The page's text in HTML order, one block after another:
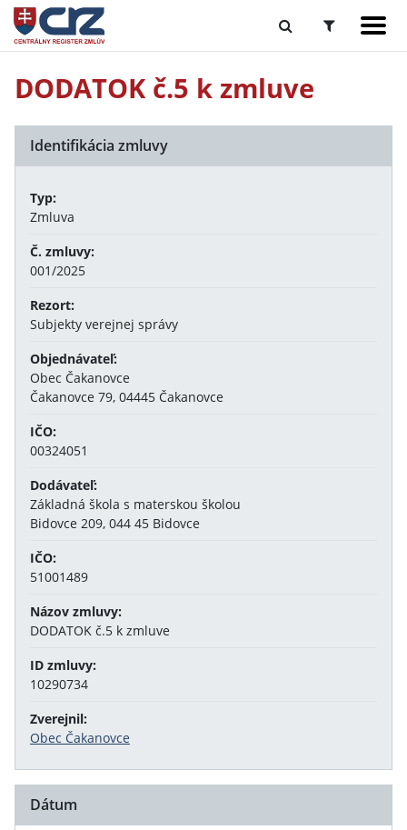
DODATOK č.5 k zmluve
Identifikácia zmluvy
Typ:
Zmluva
Č. zmluvy:
001/2025
Rezort:
Subjekty verejnej správy
Objednávateľ:
Obec Čakanovce
Čakanovce 79, 04445 Čakanovce
IČO:
00324051
Dodávateľ:
Základná škola s materskou školou
Bidovce 209, 044 45 Bidovce
IČO:
51001489
Názov zmluvy:
DODATOK č.5 k zmluve
ID zmluvy:
10290734
Zverejnil:
Obec Čakanovce
Dátum